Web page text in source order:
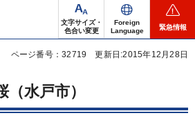
文字サイズ・
色合い変更
Foreign
Language
緊急情報
ページ番号：32719 更新日:2015年12月28日
水戸市）